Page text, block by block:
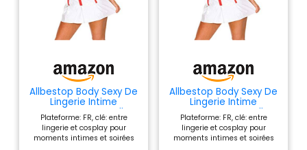
Allbestop Body Sexy De
Lingerie Intime
Contenant Dentelle
Pour Femmes - Robe Et
Vêtements De Nuit
Cosplay Sans
Plateforme: FR, clé: entre
lingerie et cosplay pour
moments intimes et soirées
Allbestop Body Sexy De
Lingerie Intime
Contenant Dentelle
Pour Femmes - Robe Et
Vêtements De Nuit
Cosplay Sans
Plateforme: FR, clé: entre
lingerie et cosplay pour
moments intimes et soirées